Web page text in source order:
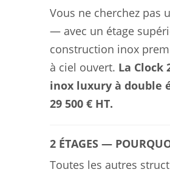
Vous ne cherchez pas
— avec un étage
construction inox
à ciel ouvert. La
inox luxury à double
29 500 € HT.
2 ÉTAGES —
Toutes les autres